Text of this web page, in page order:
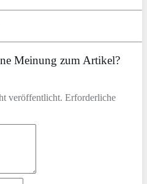
Meinung zum Artikel?
veröffentlicht. Erforderliche